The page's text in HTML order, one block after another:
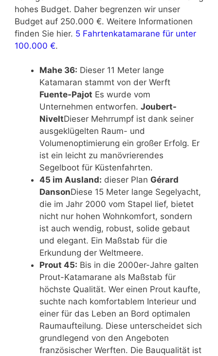
hohes Budget. Daher begrenzen wir unser
Budget auf 250.000 €. Weitere Informationen
finden Sie hier. 5 Fahrtenkatamarane für unter
100.000 €.
Mahe 36: Dieser 11 Meter lange
Katamaran stammt von der Werft
Fuente-Pajot Es wurde vom
Unternehmen entworfen. Joubert-
NiveltDieser Mehrrumpf ist dank seiner
ausgeklügelten Raum- und
Volumenoptimierung ein großer Erfolg. Er
ist ein leicht zu manövrierendes
Segelboot für Küstenfahrten.
45 im Ausland: dieser Plan Gérard
DansonDiese 15 Meter lange Segelyacht,
die im Jahr 2000 vom Stapel lief, bietet
nicht nur hohen Wohnkomfort, sondern
ist auch wendig, robust, solide gebaut
und elegant. Ein Maßstab für die
Erkundung der Weltmeere.
Prout 45: Bis in die 2000er-Jahre galten
Prout-Katamarane als Maßstab für
höchste Qualität. Wer einen Prout kaufte,
suchte nach komfortablem Interieur und
einer für das Leben an Bord optimalen
Raumaufteilung. Diese unterscheidet sich
grundlegend von den Angeboten
französischer Werften. Die Bauqualität ist